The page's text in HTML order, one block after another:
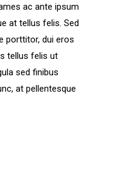
ac ante ipsum
at tellus felis. Sed
porttitor, dui eros
tellus felis ut
sed finibus
at pellentesque